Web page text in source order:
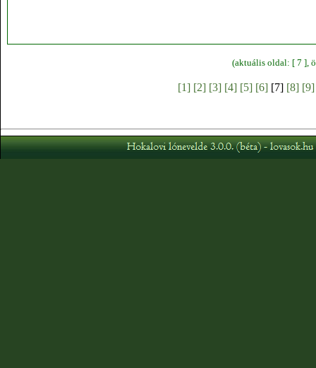
(aktuális oldal: [ 7 ],
[1] [2] [3] [4] [5] [6][7] [8] [9]